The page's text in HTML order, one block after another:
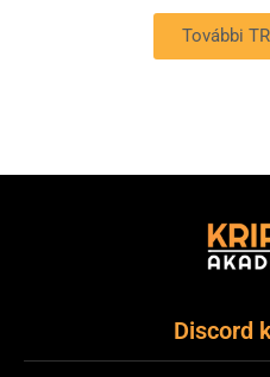
További
Discord